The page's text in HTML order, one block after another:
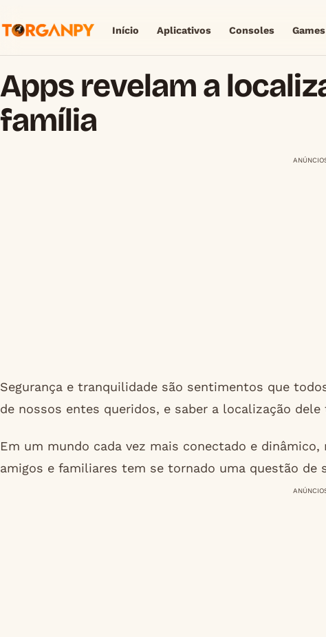
Início Aplicativos Consoles Games
Apps revelam a
família
Segurança e tranquilidade são sentimentos que
de nossos entes queridos, e saber a localização
Em um mundo cada vez mais conectado e
amigos e familiares tem se tornado uma questão de